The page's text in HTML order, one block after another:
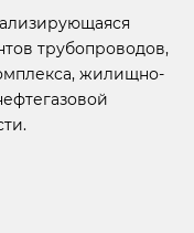
трубопроводов,
жилищно-